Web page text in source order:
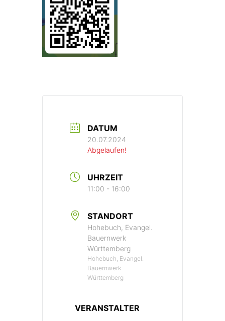
DATUM
20.07.2024
Abgelaufen!
UHRZEIT
11:00 - 16:00
STANDORT
Hohebuch, Evangel.
Bauernwerk
Württemberg
Hohebuch, Evangel.
Bauernwerk
Württemberg
VERANSTALTER